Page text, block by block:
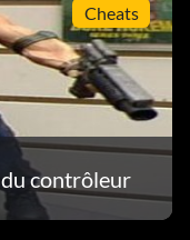
Cheats
contrôleur